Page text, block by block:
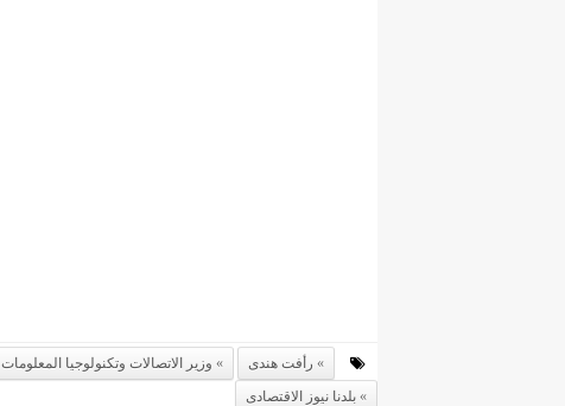
رأفت هندى وزير الاتصالات وتكنولوجيا المعلومات
بلدنا نيوز الاقتصادى